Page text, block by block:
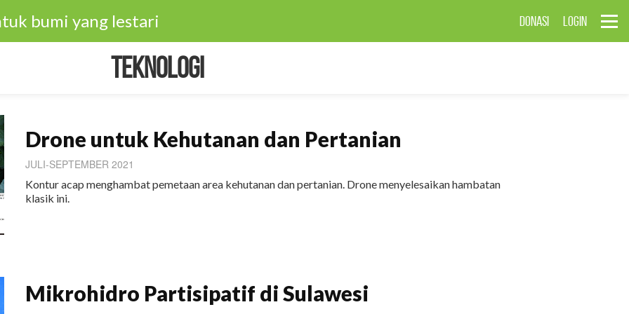
bumi yang lestari DONASI LOGIN
Teknologi
Drone untuk Kehutanan dan Pertanian
JULI-SEPTEMBER 2021
Kontur acap menghambat pemetaan area kehutanan dan pertanian. Drone menyelesaikan hambatan
klasik ini.
Mikrohidro Partisipatif di Sulawesi